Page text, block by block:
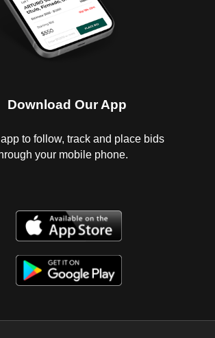
Download Our App
to follow, track and place bids
your mobile phone.